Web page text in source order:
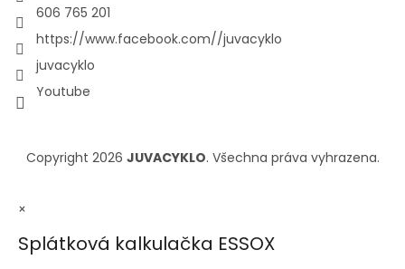
606 765 201
https://www.facebook.com//juvacyklo
juvacyklo
Youtube
Copyright 2026 JUVACYKLO. Všechna práva vyhrazena.
×
Splátková kalkulačka ESSOX